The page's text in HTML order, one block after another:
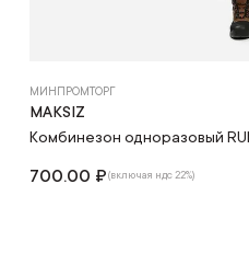
МИНПРОМТОРГ
MAKSIZ
Комбинезон одноразовый
700.00 ₽(включая ндс 22%)